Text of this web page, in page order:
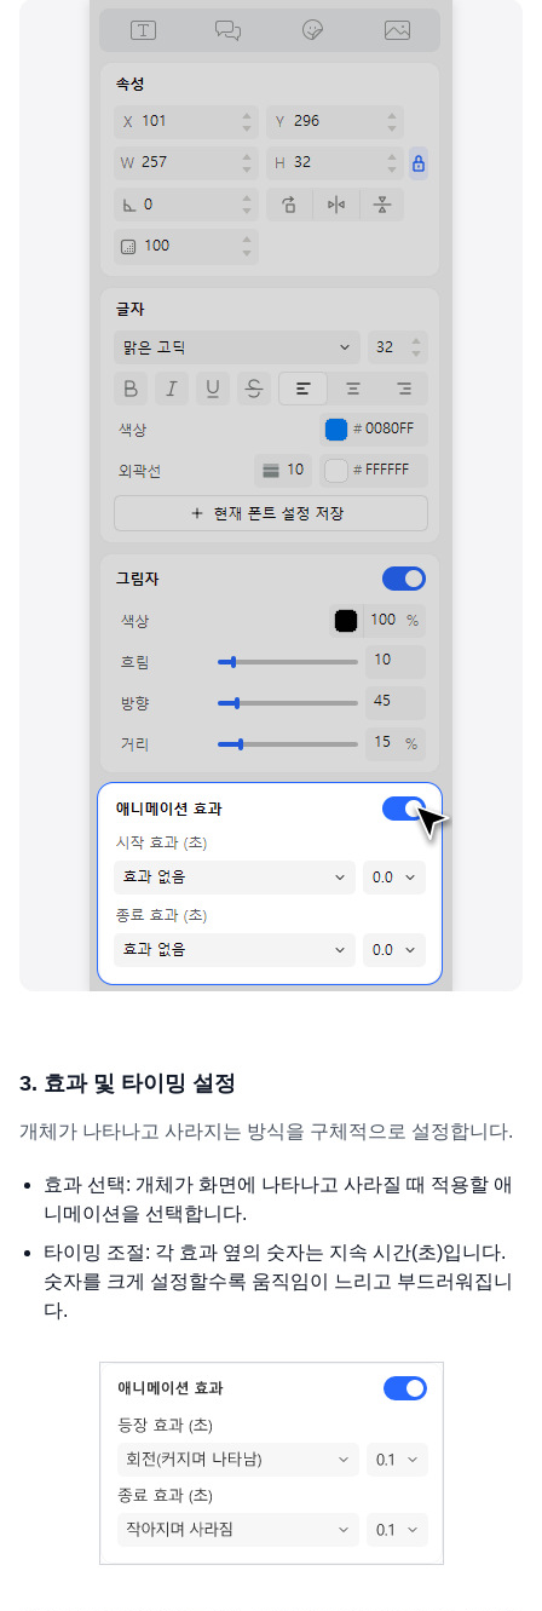
3. 효과 및 타이밍 설정
개체가 나타나고 사라지는 방식을 구체적으로 설정합니다.
효과 선택: 개체가 화면에 나타나고 사라질 때 적용할 애
니메이션을 선택합니다.
타이밍 조절: 각 효과 옆의 숫자는 지속 시간(초)입니다.
숫자를 크게 설정할수록 움직임이 느리고 부드러워집니
다.